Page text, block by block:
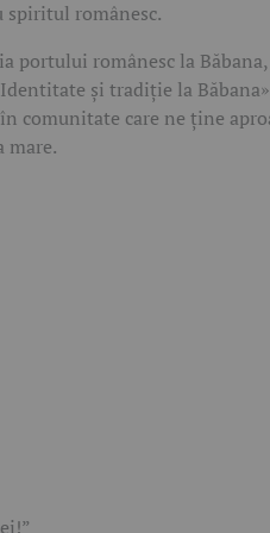
românesc.
portului românesc la
și tradiție la
comunitate care ne ține
mare.